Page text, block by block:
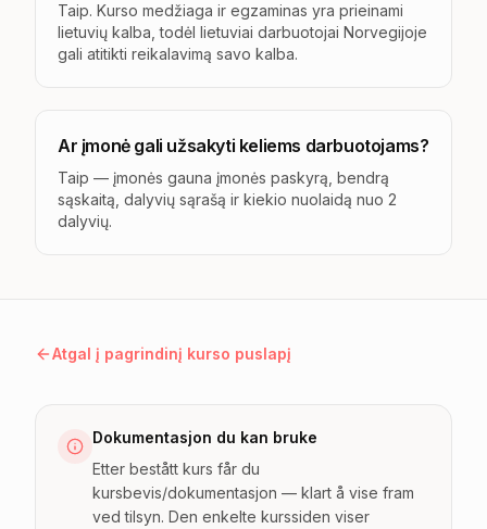
Taip. Kurso medžiaga ir egzaminas yra prieinami
lietuvių kalba, todėl lietuviai darbuotojai Norvegijoje
gali atitikti reikalavimą savo kalba.
Ar įmonė gali užsakyti keliems darbuotojams?
Taip — įmonės gauna įmonės paskyrą, bendrą
sąskaitą, dalyvių sąrašą ir kiekio nuolaidą nuo 2
dalyvių.
Atgal į pagrindinį kurso puslapį
Dokumentasjon du kan bruke
Etter bestått kurs får du
kursbevis/dokumentasjon — klart å vise fram
ved tilsyn. Den enkelte kurssiden viser